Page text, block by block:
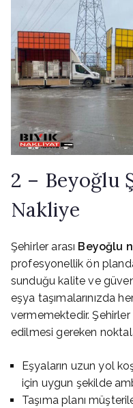
2 – Beyoğlu
Nakliye
Şehirler arası Beyoğlu
profesyonellik ön
sunduğu kalite ve
eşya taşımalarınızda
vermemektedir.
edilmesi gereken
Eşyaların uzun yol
için uygun şekilde
Taşıma planı